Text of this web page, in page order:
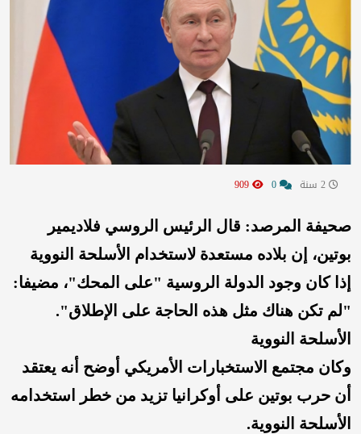
صحيفة المرصد: قال الرئيس الروسي فلاديمير
بوتين، إن بلاده مستعدة لاستخدام الأسلحة النووية
إذا كان وجود الدولة الروسية "على المحك"، مضيفا:
"لم تكن هناك مثل هذه الحاجة على الإطلاق".
الأسلحة النووية
وكان مجتمع الاستخبارات الأمريكي أوضح أنه يعتقد
أن حرب بوتين على أوكرانيا تزيد من خطر استخدامه
الأسلحة النووية.